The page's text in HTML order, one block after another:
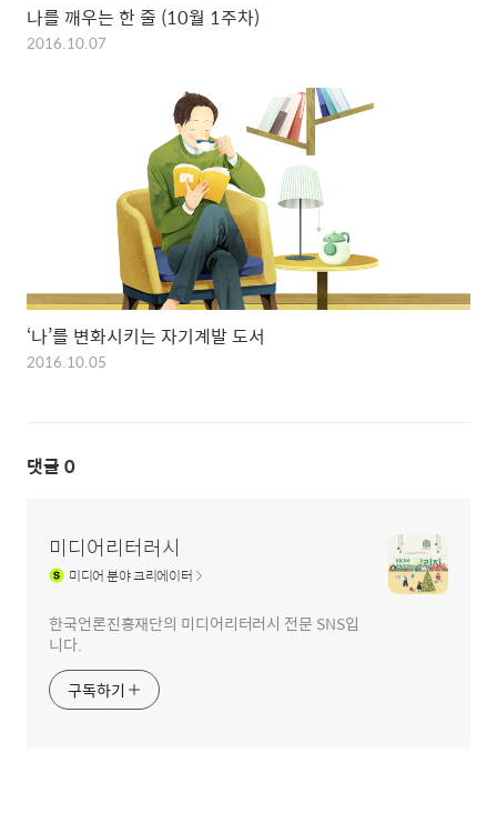
나를 깨우는 한 줄 (10월 1주차)
2016.10.07
‘나’를 변화시키는 자기계발 도서
2016.10.05
댓글 0
미디어리터러시
미디어분야 크리에이터
한국언론진흥재단의 미디어리터러시 전문 SNS입
니다.
구독하기